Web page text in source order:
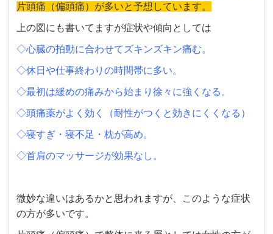
片頭痛（偏頭痛）が多いと予想しています。
上の図にも書いてますが症状や傾向としては
◇心臓の拍動に合わせてズキンズキン痛む。
◇休日や仕事終わりの時間帯に多い。
◇最初は緩めの痛みから始まり徐々に強くなる。
◇頭痛薬がよく効く（耐性がつくと効きにくくなる）
◇寝すぎ・寝不足・枕が高め。
◇首肩のマッサージが効果なし。
微妙な違いはあるかと思われますが、このような症状
の方が多いです。